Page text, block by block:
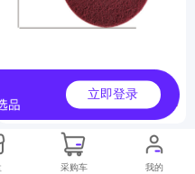
工业百洁布
月销 500000+
立即登录
采购车 我的